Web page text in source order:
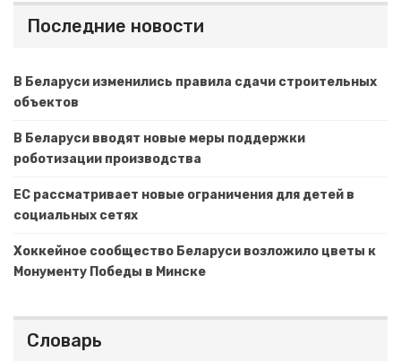
Последние новости
В Беларуси изменились правила сдачи строительных
объектов
В Беларуси вводят новые меры поддержки
роботизации производства
ЕС рассматривает новые ограничения для детей в
социальных сетях
Хоккейное сообщество Беларуси возложило цветы к
Монументу Победы в Минске
Словарь